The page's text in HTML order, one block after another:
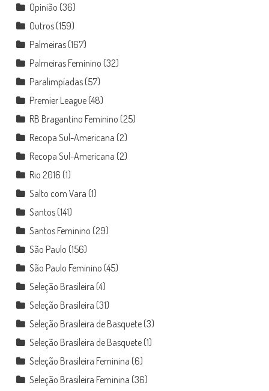
Opinião (36)
Outros(159)
Palmeiras(167)
Palmeiras Feminino (32)
Paralimpíadas(57)
Premier League(48)
RB Bragantino Feminino (25)
Recopa Sul-Americana (2)
Recopa Sul-Americana (2)
Rio 2016 (1)
Salto com Vara (1)
Santos(141)
Santos Feminino (29)
São Paulo (156)
São Paulo Feminino (45)
Seleção Brasileira (4)
Seleção Brasileira (31)
Seleção Brasileira de Basquete(3)
Seleção Brasileira de Basquete(1)
Seleção Brasileira Feminina (6)
Seleção Brasileira Feminina (36)